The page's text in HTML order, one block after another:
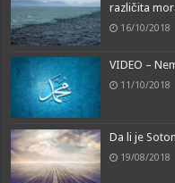
različita
16/10/2018
VIDEO –
11/10/2018
Da li je
19/08/2018